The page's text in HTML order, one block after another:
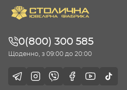
0(800) 300 585
Щоденно, з 09:00 до 20:00